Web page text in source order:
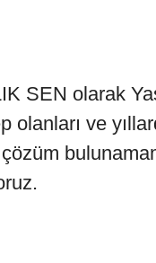
SEN olarak
olanları ve